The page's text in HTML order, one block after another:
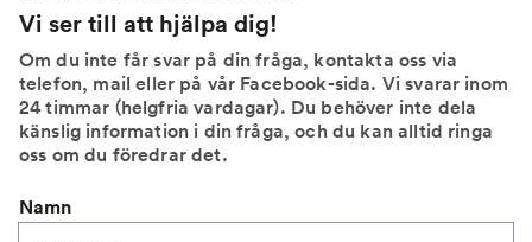
Vi ser till att hjälpa dig!
Om du inte får svar på din fråga, kontakta oss via
telefon, mail eller på vår Facebook-sida. Vi svarar inom
24 timmar (helgfria vardagar). Du behöver inte dela
känslig information i din fråga, och du kan alltid ringa
oss om du föredrar det.
Namn